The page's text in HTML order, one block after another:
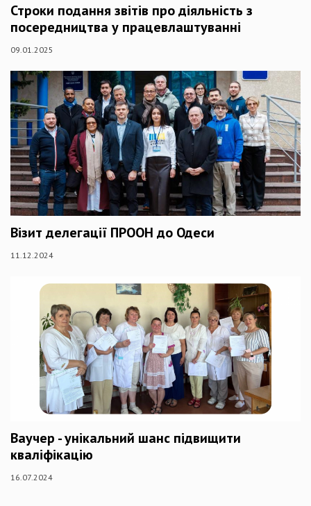
Строки подання звітів про діяльність з
посередництва у працевлаштуванні
09.01.2025
Візит делегації ПРООН до Одеси
11.12.2024
Ваучер - унікальний шанс підвищити
кваліфікацію
16.07.2024